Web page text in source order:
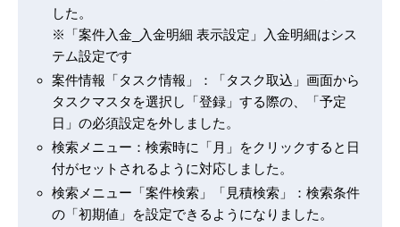
した。
※「案件入金_入金明細 表示設定」入金明細はシス
テム設定です
案件情報「タスク情報」：「タスク取込」画面から
タスクマスタを選択し「登録」する際の、「予定
日」の必須設定を外しました。
検索メニュー：検索時に「月」をクリックすると日
付がセットされるように対応しました。
検索メニュー「案件検索」「見積検索」：検索条件
の「初期値」を設定できるようになりました。